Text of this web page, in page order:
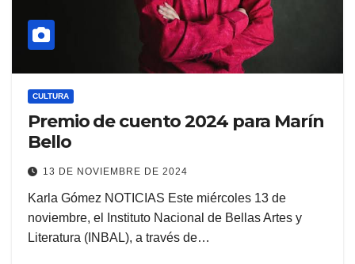
CULTURA
Premio de cuento 2024 para Marín
Bello
13 DE NOVIEMBRE DE 2024
Karla Gómez NOTICIAS Este miércoles 13 de
noviembre, el Instituto Nacional de Bellas Artes y
Literatura (INBAL), a través de…